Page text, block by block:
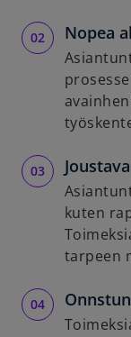
Nopea
kuten
tarpeen